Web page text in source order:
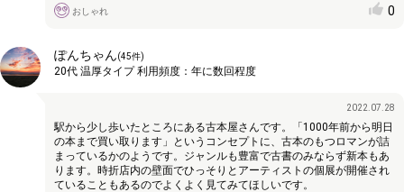
おしゃれ 0
ぽんちゃん(45件)
20代 温厚タイプ利用頻度： 年に数回程度
2022.07.28
駅から少し歩いたところにある古本屋さんです。「1000年前から明日
の本まで買い取ります」というコンセプトに、古本のもつロマンが詰
まっているかのようです。ジャンルも豊富で古書のみならず新本もあ
ります。時折店内の壁面でひっそりとアーティストの個展が開催され
ていることもあるのでよくよく見てみてほしいです。